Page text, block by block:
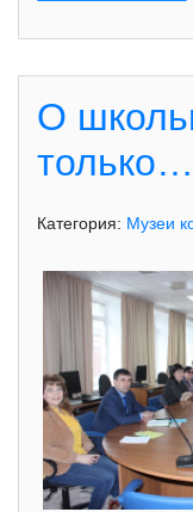
О
только…
Категория: Музеи